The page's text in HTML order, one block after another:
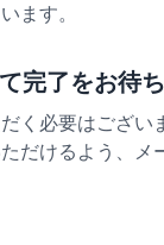
ます。
完了をお待
く必要はござい
だけるよう、メ